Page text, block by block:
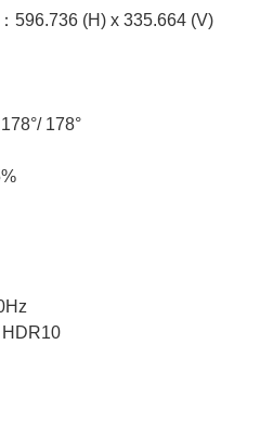
596.736 (H) x 335.664 (V)
178°